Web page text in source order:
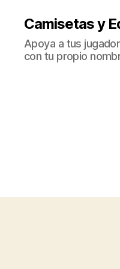
Camisetas y
Apoya a tus
con tu propio